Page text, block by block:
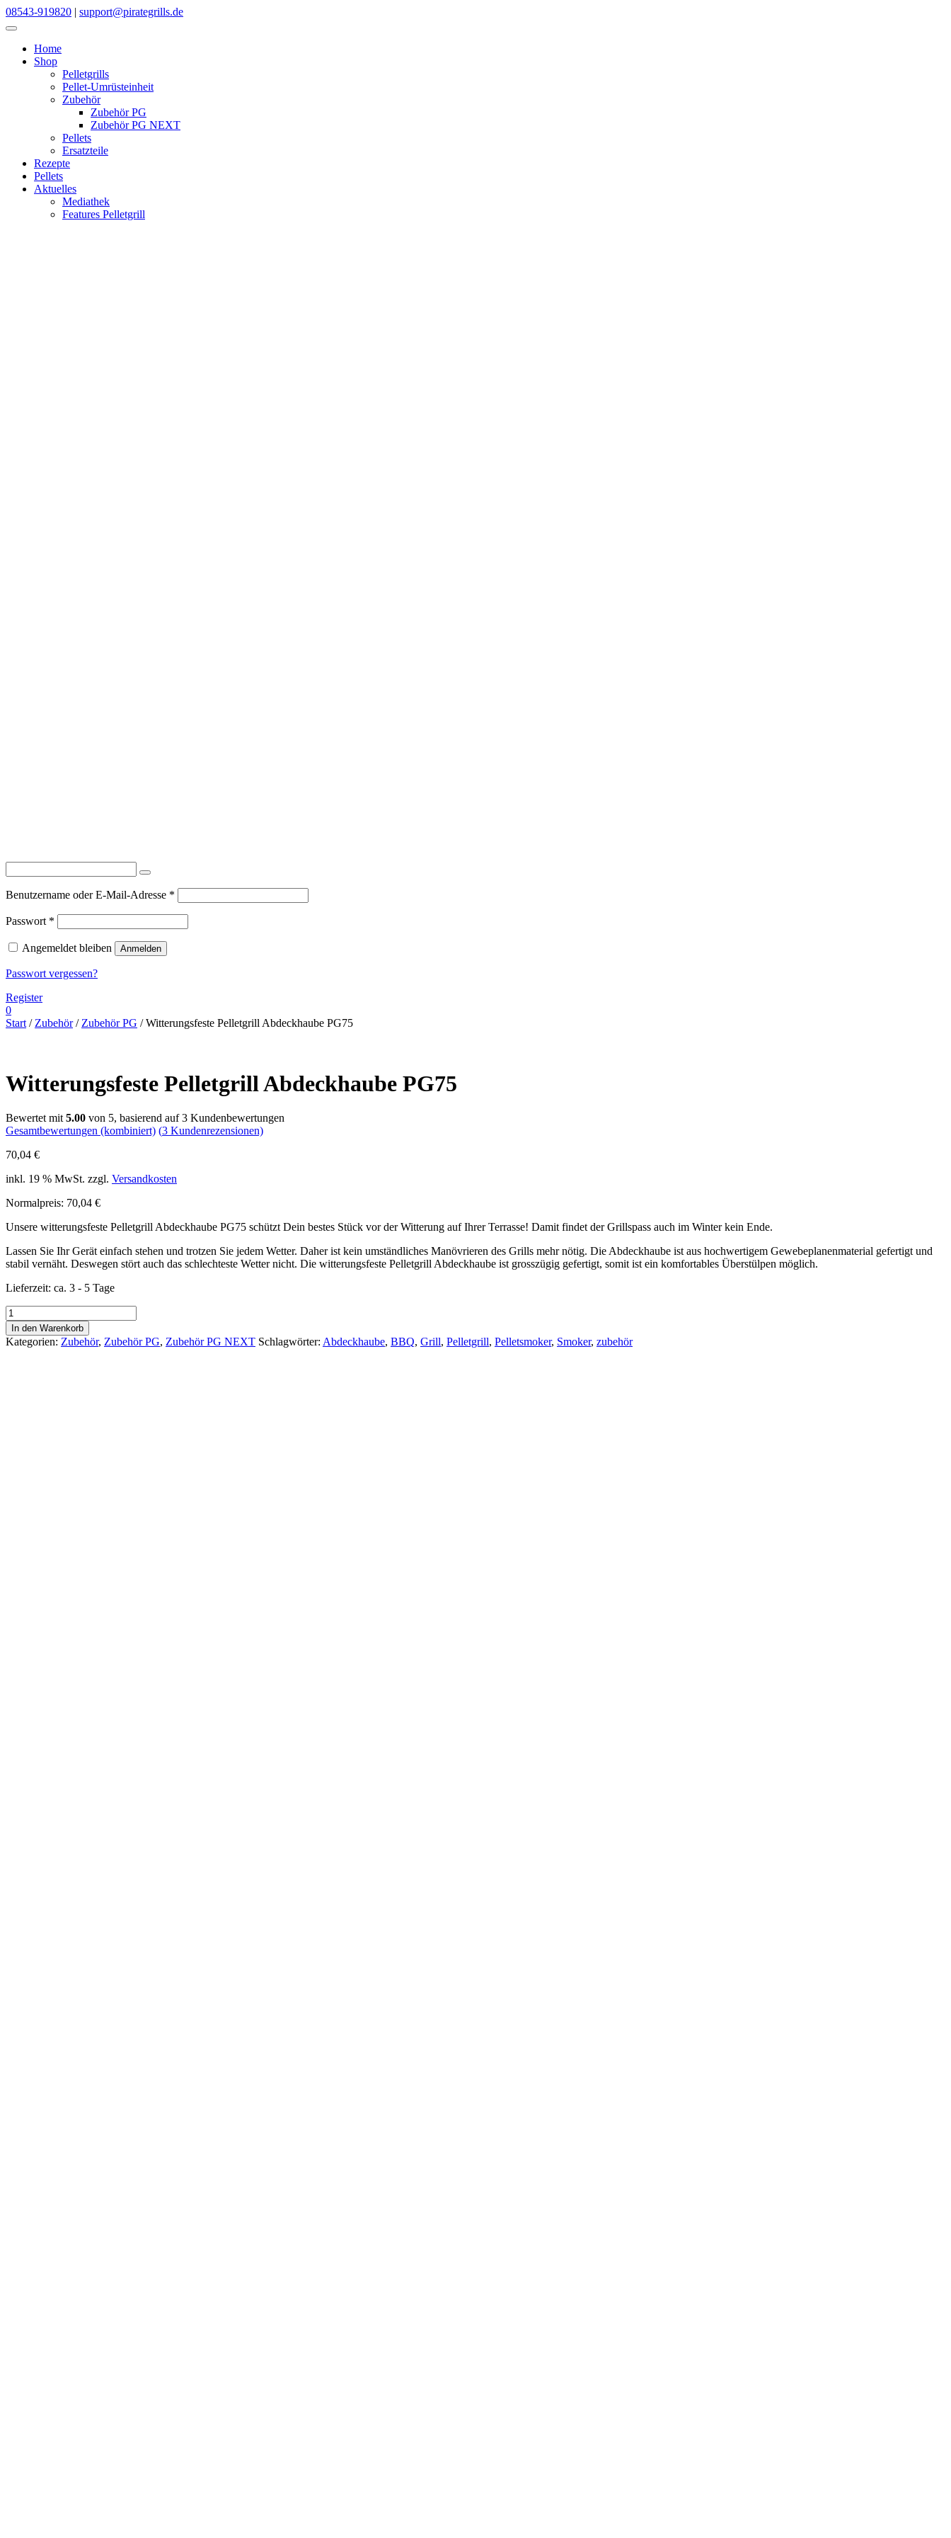
Skip
to
08543-919820 | support@pirategrills.de
Home
Shop
Pelletgrills
Pellet-Umrüsteinheit
Zubehör
Zubehör PG
Zubehör PG NEXT
Pellets
Ersatzteile
Rezepte
Pellets
Aktuelles
Mediathek
Features Pelletgrill
Benutzername oder E-Mail-Adresse *
Passwort *
Angemeldet bleiben Anmelden
Passwort vergessen?
Register
0
Start / Zubehör/ Zubehör PG / Witterungsfeste Pelletgrill Abdeckhaube PG75
Witterungsfeste Pelletgrill Abdeckhaube PG75
Bewertet mit 5.00 von 5, basierend auf3 Kundenbewertungen
Gesamtbewertungen (kombiniert) (3 Kundenrezensionen)
70,04 €
inkl. 19 % MwSt. zzgl. Versandkosten
Normalpreis: 70,04 €
Unsere witterungsfeste Pelletgrill Abdeckhaube PG75 schützt Dein bestes Stück vor der Witterung auf Ihrer Terrasse! Damit findet der Grillspass auch im Winter kein Ende.
Lassen Sie Ihr Gerät einfach stehen und trotzen Sie jedem Wetter. Daher ist kein umständliches Manövrieren des Grills mehr nötig. Die Abdeckhaube ist aus hochwertigem Gewebeplanenmaterial gefertigt und
stabil vernäht. Deswegen stört auch das schlechteste Wetter nicht. Die witterungsfeste Pelletgrill Abdeckhaube ist grosszügig gefertigt, somit ist ein komfortables Überstülpen möglich.
Lieferzeit: ca. 3 - 5 Tage
Witterungsfeste
Pelletgrill
Abdeckhaube
PG75
In den Warenkorb
Kategorien: Zubehör, Zubehör PG, Zubehör PG NEXT Schlagwörter: Abdeckhaube, BBQ, Grill, Pelletgrill, Pelletsmoker, Smoker, zubehör